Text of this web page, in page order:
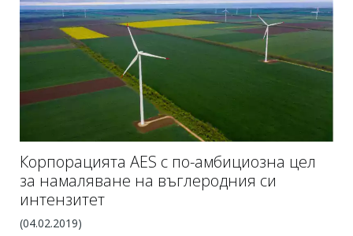
Корпорацията AES с по-амбициозна цел
за намаляване на въглеродния си
интензитет
(04.02.2019)